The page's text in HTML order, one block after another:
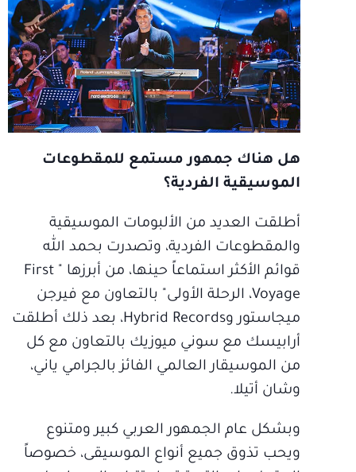
هل هناك جمهور مستمع للمقطوعات
الموسيقية الفردية؟
أطلقت العديد من الألبومات الموسيقية
والمقطوعات الفردية، وتصدرت بحمد الله
قوائم الأكثر استماعاً حينها، من أبرزها " First
Voyage، الرحلة الأولى" بالتعاون مع فيرجن
ميجاستور وHybrid Records، بعد ذلك أطلقت
أرابيسك مع سوني ميوزيك بالتعاون مع كل
من الموسيقار العالمي الفائز بالجرامي ياني،
وشان أتيلا.
وبشكل عام الجمهور العربي كبير ومتنوع
ويحب تذوق جميع أنواع الموسيقى، خصوصاً